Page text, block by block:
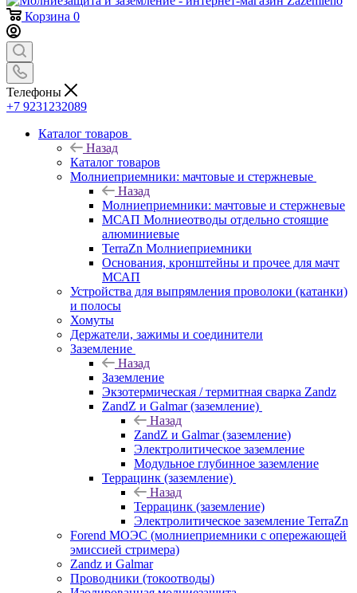
Корзина 0
Телефоны
+7 9231232089
Каталог товаров
Назад
Каталог товаров
Молниеприемники: мачтовые и стержневые
Назад
Молниеприемники: мачтовые и стержневые
МСАП Молниеотводы отдельно стоящие
алюминиевые
TerraZn Молниеприемники
Основания, кронштейны и прочее для мачт
МСАП
Устройства для выпрямления проволоки (катанки)
и полосы
Хомуты
Держатели, зажимы и соединители
Заземление
Назад
Заземление
Экзотермическая / термитная сварка Zandz
ZandZ и Galmar (заземление)
Назад
ZandZ и Galmar (заземление)
Электролитическое заземление
Модульное глубинное заземление
Террацинк (заземление)
Назад
Террацинк (заземление)
Электролитическое заземление TerraZn
Forend МОЭС (молниеприемники с опережающей
эмиссией стримера)
Zandz и Galmar
Проводники (токоотводы)